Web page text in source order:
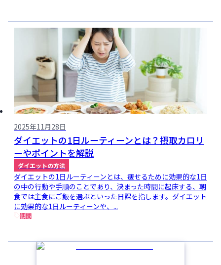
2025年11月28日
ダイエットの1日ルーティーンとは？摂取カロリ
ーやポイントを解説
ダイエットの方法
ダイエットの1日ルーティーンとは、痩せるために効果的な1日
の中の行動や手順のことであり、決まった時間に起床する、朝
食では主食にご飯を選ぶといった日課を指します。ダイエット
に効果的な1日ルーティーンや、...
期間